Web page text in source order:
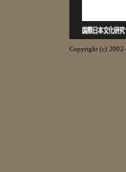
Copyright (c) 2002-